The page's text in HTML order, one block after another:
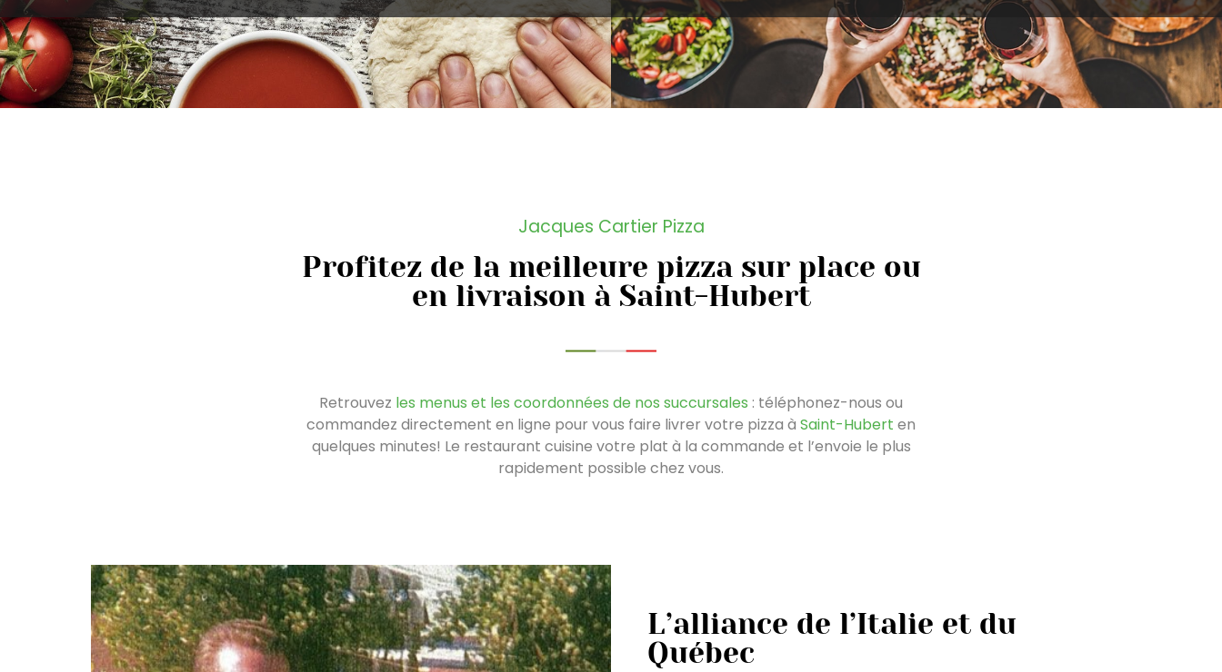
Jacques Cartier Pizza
Profitez de la meilleure pizza sur place ou
en livraison à Saint-Hubert
Retrouvez les menus et les coordonnées de nos succursales : téléphonez-nous ou
commandez directement en ligne pour vous faire livrer votre pizza à Saint-Hubert en
quelques minutes! Le restaurant cuisine votre plat à la commande et l’envoie le plus
rapidement possible chez vous.
L’alliance de l’Italie et du
Québec